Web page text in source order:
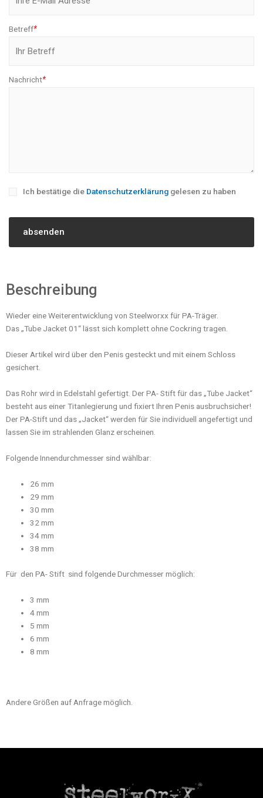
Betreff*
Nachricht*
Ich bestätige die Datenschutzerklärunggelesen zu haben
Beschreibung
Wieder eine Weiterentwicklung von Steelworxx für PA-Träger.
Das „Tube Jacket 01“ lässt sich komplett ohne Cockring tragen.
Dieser Artikel wird über den Penis gesteckt und mit einem Schloss
gesichert.
Das Rohr wird in Edelstahl gefertigt. Der PA- Stift für das „Tube Jacket“
besteht aus einer Titanlegierung und fixiert Ihren Penis ausbruchsicher!
Der PA-Stift und das „Jacket“ werden für Sie individuell angefertigt und
lassen Sie im strahlenden Glanz erscheinen.
Folgende Innendurchmesser sind wählbar:
26 mm
29 mm
30 mm
32 mm
34 mm
38 mm
Für den PA- Stift sind folgende Durchmesser möglich:
3 mm
4 mm
5 mm
6 mm
8 mm
Andere Größen auf Anfrage möglich.